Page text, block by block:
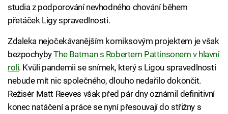
studia z podporování nevhodného chování během
přetáček Ligy spravedlnosti.
Zdaleka nejočekávanějším komiksovým projektem je však
bezpochybyThe Batman s Robertem Pattinsonem v hlavní
roli. Kvůli pandemii se snímek, který s Ligou spravedlnosti
nebude mít nic společného, dlouho nedařilo dokončit.
Režisér Matt Reeves však před pár dny oznámil definitivní
konec natáčení a práce se nyní přesouvají do střižny s